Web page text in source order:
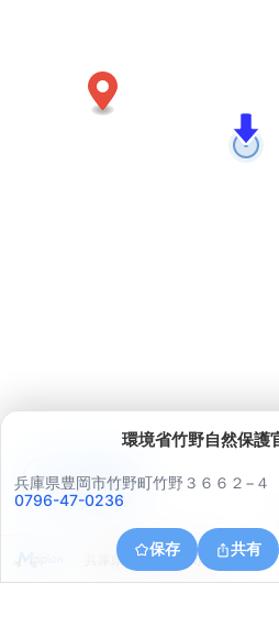
環境省竹野自然保護
兵庫県豊岡市竹野町竹野３６６２−４
0796-47-0236
保存 共有
兵庫県豊岡市竹野町宇日
アプリで見る